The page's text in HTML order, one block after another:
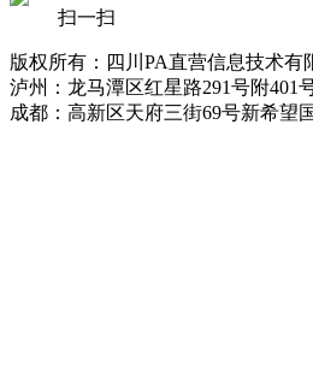
扫一扫
版权所有：四川PA直营信息技术有
泸州：龙马潭区红星路291号附401
成都：高新区天府三街69号新希望